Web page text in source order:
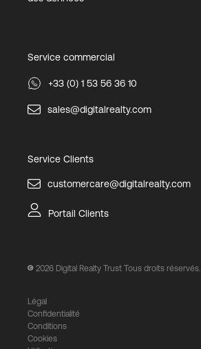
Service commercial
+33 (0) 1 53 56 36 10
sales@digitalrealty.com
Service Clients
customercare@digitalrealty.com
Portail Clients
2026 Digital Realty Trust Tous droits réservés.
Légal
Confidentialité
Conditions
Cookies